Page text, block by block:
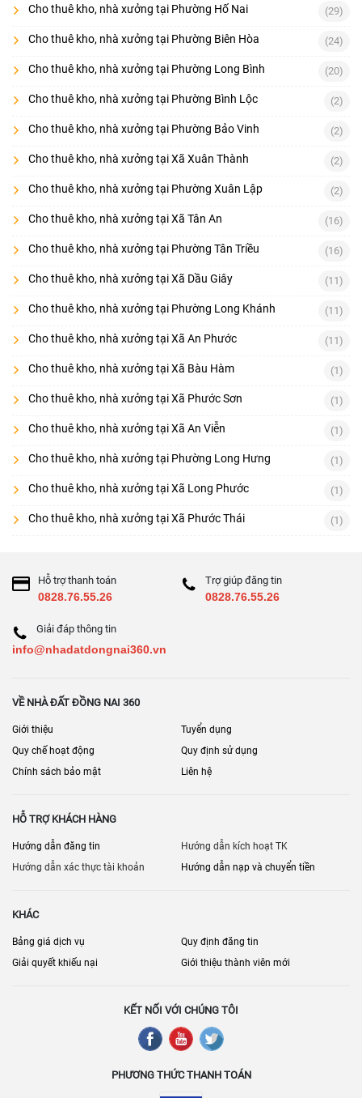
Cho thuê kho, nhà xưởng tại Phường Hố Nai (29)
Cho thuê kho, nhà xưởng tại Phường Biên Hòa (24)
Cho thuê kho, nhà xưởng tại Phường Long Bình (20)
Cho thuê kho, nhà xưởng tại Phường Bình Lộc (2)
Cho thuê kho, nhà xưởng tại Phường Bảo Vinh (2)
Cho thuê kho, nhà xưởng tại Xã Xuân Thành (2)
Cho thuê kho, nhà xưởng tại Phường Xuân Lập (2)
Cho thuê kho, nhà xưởng tại Xã Tân An (16)
Cho thuê kho, nhà xưởng tại Phường Tân Triều (16)
Cho thuê kho, nhà xưởng tại Xã Dầu Giây (11)
Cho thuê kho, nhà xưởng tại Phường Long Khánh (11)
Cho thuê kho, nhà xưởng tại Xã An Phước (11)
Cho thuê kho, nhà xưởng tại Xã Bàu Hàm (1)
Cho thuê kho, nhà xưởng tại Xã Phước Sơn (1)
Cho thuê kho, nhà xưởng tại Xã An Viễn (1)
Cho thuê kho, nhà xưởng tại Phường Long Hưng (1)
Cho thuê kho, nhà xưởng tại Xã Long Phước (1)
Cho thuê kho, nhà xưởng tại Xã Phước Thái (1)
Hỗ trợ thanh toán
0828.76.55.26
Trợ giúp đăng tin
0828.76.55.26
Giải đáp thông tin
info@nhadatdongnai360.vn
VỀ NHÀ ĐẤT ĐỒNG NAI 360
Giới thiệu
Tuyển dụng
Quy chế hoạt động
Quy định sử dụng
Chính sách bảo mật
Liên hệ
HỖ TRỢ KHÁCH HÀNG
Hướng dẫn đăng tin
Hướng dẫn kích hoạt TK
Hướng dẫn xác thực tài khoản
Hướng dẫn nạp và chuyển tiền
KHÁC
Bảng giá dịch vụ
Quy định đăng tin
Giải quyết khiếu nại
Giới thiệu thành viên mới
KẾT NỐI VỚI CHÚNG TÔI
PHƯƠNG THỨC THANH TOÁN